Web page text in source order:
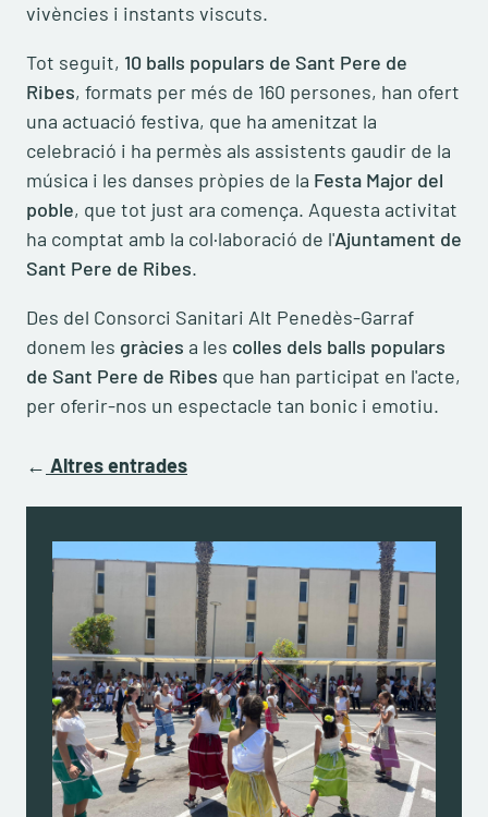
vivències i instants viscuts.
Tot seguit, 10 balls populars de Sant Pere de
Ribes, formats per més de 160 persones, han ofert
una actuació festiva, que ha amenitzat la
celebració i ha permès als assistents gaudir de la
música i les danses pròpies de la Festa Major del
poble, que tot just ara comença. Aquesta activitat
ha comptat amb la col·laboració de l'Ajuntament de
Sant Pere de Ribes.
Des del Consorci Sanitari Alt Penedès-Garraf
donem les gràcies a les colles dels balls populars
de Sant Pere de Ribes que han participat en l'acte,
per oferir-nos un espectacle tan bonic i emotiu.
← Altres entrades